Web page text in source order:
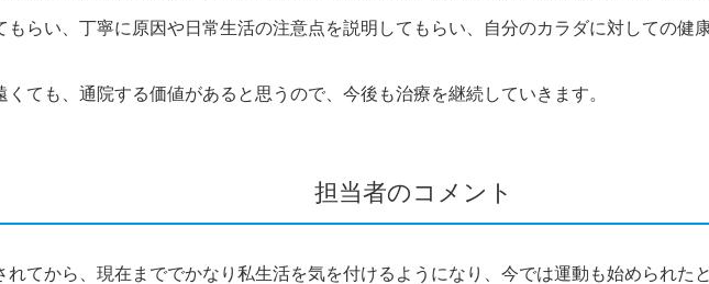
もらい、丁寧に原因や日常生活の注意点を説明してもらい、自分のカラダに対しての健
くても、通院する価値があると思うので、今後も治療を継続していきます。
担当者のコメント
れてから、現在まででかなり私生活を気を付けるようになり、今では運動も始められた